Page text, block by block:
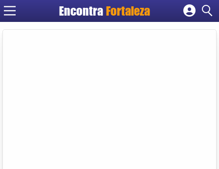
EncontraFortaleza
Cadastrar empresa